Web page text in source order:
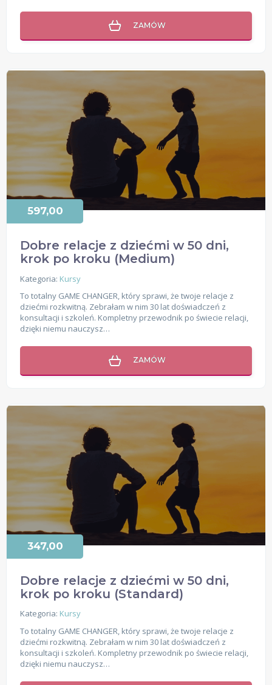
ZAMÓW
Dobre relacje z dziećmi w 50 dni,
krok po kroku (Medium)
Kategoria: Kursy
To totalny GAME CHANGER, który sprawi, że twoje relacje z
dziećmi rozkwitną. Zebrałam w nim 30 lat doświadczeń z
konsultacji i szkoleń. Kompletny przewodnik po świecie relacji,
dzięki niemu nauczysz…
597,00
ZAMÓW
Dobre relacje z dziećmi w 50 dni,
krok po kroku (Standard)
Kategoria: Kursy
To totalny GAME CHANGER, który sprawi, że twoje relacje z
dziećmi rozkwitną. Zebrałam w nim 30 lat doświadczeń z
konsultacji i szkoleń. Kompletny przewodnik po świecie relacji,
dzięki niemu nauczysz…
347,00